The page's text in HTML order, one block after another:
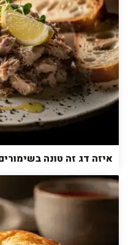
איזה דג זה טונה